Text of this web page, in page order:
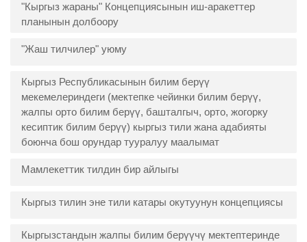
"Кыргыз жараны" Концепциясынын иш-аракеттер
планынын долбоору
"Жаш тилчилер" уюму
Кыргыз Республикасынын билим берүү
мекемелериндеги (мектепке чейинки билим берүү,
жалпы орто билим берүү, башталгыч, орто, жогорку
кесиптик билим берүү) кыргыз тили жана адабияты
боюнча бош орундар тууралуу маалымат
Мамлекеттик тилдин бир айлыгы
Кыргыз тилин эне тили катары окутуунун концепциясы
Кыргызстандын жалпы билим берүүчү мектептеринде